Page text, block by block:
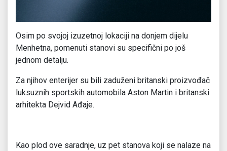
Osim po svojoj izuzetnoj lokaciji na donjem dijelu
Menhetna, pomenuti stanovi su specifični po još
jednom detalju.
Za njihov enterijer su bili zaduženi britanski proizvođač
luksuznih sportskih automobila Aston Martin i britanski
arhitekta Dejvid Ađaje.
Kao plod ove saradnje, uz pet stanova koji se nalaze na